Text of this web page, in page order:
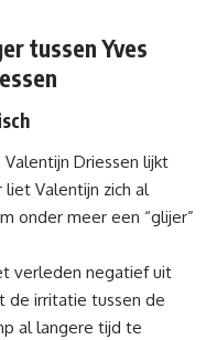
tussen Yves
Valentijn Driessen lijkt
Valentijn zich al
onder meer een “glijer”
verleden negatief uit
de irritatie tussen de
al langere tijd te